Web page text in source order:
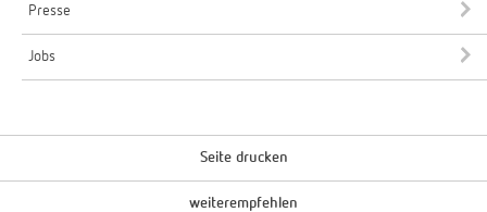
Presse
Jobs
Seite drucken
weiterempfehlen